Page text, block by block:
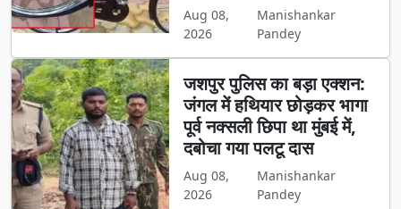
Aug 08,
2026
Manishankar
Pandey
जशपुर पुलिस का बड़ा एक्शन:
जंगल में हथियार छोड़कर भागा
पूर्व नक्सली छिपा था मुंबई में,
दबोचा गया पलटू दास
Aug 08,
2026
Manishankar
Pandey